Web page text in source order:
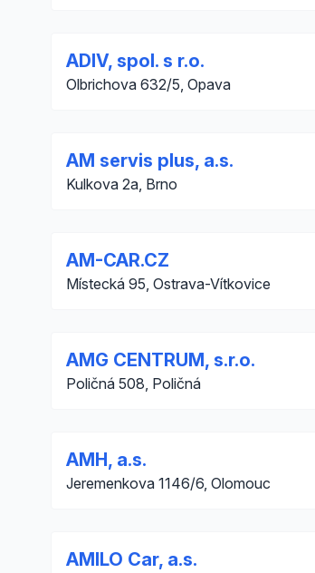
ADIV, spol. s r.o.
Olbrichova 632/5, Opava
AM servis plus, a.s.
Kulkova 2a, Brno
AM-CAR.CZ
Místecká 95, Ostrava-Vítkovice
AMG CENTRUM, s.r.o.
Poličná 508, Poličná
AMH, a.s.
Jeremenkova 1146/6, Olomouc
AMILO Car, a.s.